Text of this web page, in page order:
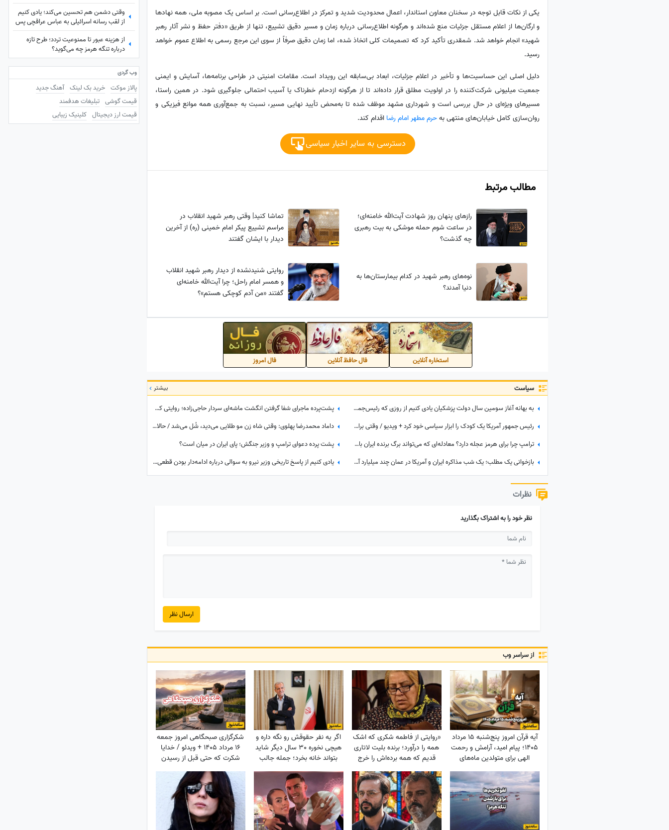
یکی از نکات قابل توجه در سخنان معاون استاندار، اعمال محدودیت شدید و تمرکز در اطلاع‌رسانی است. بر اساس یک مصوبه ملی، همه نهادها
و ارگان‌ها از اعلام مستقل جزئیات منع شده‌اند و هرگونه اطلاع‌رسانی درباره زمان و مسیر دقیق تشییع، تنها از طریق «دفتر حفظ و نشر آثار رهبر
شهید» انجام خواهد شد. شمقدری تأکید کرد که تصمیمات کلی اتخاذ شده، اما زمان دقیق صرفاً از سوی این مرجع رسمی به اطلاع عموم خواهد
رسید.
دلیل اصلی این حساسیت‌ها و تأخیر در اعلام جزئیات، ابعاد بی‌سابقه این رویداد است. مقامات امنیتی در طراحی برنامه‌ها، آسایش و ایمنی
جمعیت میلیونی شرکت‌کننده را در اولویت مطلق قرار داده‌اند تا از هرگونه ازدحام خطرناک یا آسیب احتمالی جلوگیری شود. در همین راستا،
مسیرهای ویژه‌ای در حال بررسی است و شهرداری مشهد موظف شده تا به‌محض تأیید نهایی مسیر، نسبت به جمع‌آوری همه موانع فیزیکی و
روان‌سازی کامل خیابان‌های منتهی بهحرم مطهر امام رضا اقدام کند.
دسترسی به سایر اخبار سیاسی
مطالب مرتبط
رازهای پنهان روز شهادت آیت‌الله خامنه‌ای؛
در ساعت شوم حمله موشکی به بیت رهبری
چه گذشت؟
تماشا کنید| وقتی رهبر شهید انقلاب در
مراسم تشییع پیکر امام خمینی (ره) از آخرین
دیدار با ایشان گفتند
نوه‌های رهبر شهید در کدام بیمارستان‌ها به
دنیا آمدند؟
روایتی شنید‌نشده از دیدار رهبر شهید انقلاب
و همسر امام راحل؛ چرا آیت‌الله خامنه‌ای
گفتند «من آدم کوچکی هستم»؟
استخاره آنلاین فال حافظ آنلاین فال امروز
سیاست بیشتر
به بهانه آغاز سومین سال دولت پزشکیان یادی کنیم از روزی که رئیس‌جمهور سر از کمپ ترک اعتیاد درآورد؛ از خوش و بش صمیمانه با مددجویان تا کاشت درخت و...
پشت‌پرده ماجرای شفا گرفتن انگشت ماشه‌ای سردار حاجی‌زاده؛ روایتی که دست‌به‌دست می‌شود
رئیس جمهور آمریکا یک کودک را ابزار سیاسی خود کرد + ویدیو / وقتی برای رسیدن به هدفت همه برات وسیله هستند!!!
داماد محمدرضا پهلوی: وقتی شاه زن مو طلایی می‌دید، شُل می‌شد / حالا پسرش شده مدعی آزادی زنان!!!
ترامپ چرا برای هرمز عجله دارد؟ معادله‌ای که می‌تواند برگ برنده ایران باشد
پشت پرده دعوای ترامپ و وزیر جنگش؛ پای ایران در میان است؟
بازخوانی یک مطلب؛ یک شب مذاکره ایران و آمریکا در عمان چند میلیارد آب می‌خورد؟
یادی کنیم از پاسخ تاریخی وزیر نیرو به سوالی درباره ادامه‌دار بودن قطعی برق خانه‌ها که رسما بازی با اعصاب مردم بود!
نظرات
نظر خود را به اشتراک بگذارید
ارسال نظر
از سراسر وب
آیه قرآن امروز پنج‌شنبه 15 مرداد
1405؛ پیام امید، آرامش و رحمت
الهی برای متولدین ماه‌های
مختلف
«روایتی از فاطمه شکری که اشک
همه را درآورد؛ برنده بلیت لاتاری
قدیم که همه برده‌اش را خرج
دیگران کرد، اکنون بی‌مهری
می‌بیند!»
اگر یه نفر حقوقش رو نگه داره و
هیچی نخوره 30 سال دیگر شاید
بتواند خانه بخرد؛ جمله جالب
پزشکیان که بار دیگر دست به
دست می‌شود
شکرگزاری صبحگاهی امروز جمعه
16 مرداد 1405 + ویدئو / خدایا
شکرت که حتی قبل از رسیدن
آرزوهایم، آرامشِ ایمان به اجابت
را در دلم قرار دادی
وقتی دشمن هم تحسین می‌کند؛ یادی کنیم
از لقب رسانه اسرائیلی به عباس عراقچی پس
از مذاکره با آمریکا+عکس
از هزینه عبور تا ممنوعیت تردد؛ طرح تازه
درباره تنگه هرمز چه می‌گوید؟
وب گردی
پالاز موکت خرید بک لینک آهنگ جدید
قیمت گوشی تبلیغات هدفمند
قیمت ارز دیجیتال کلینیک زیبایی